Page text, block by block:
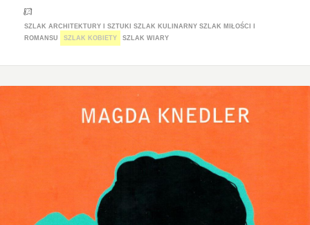
SZLAK ARCHITEKTURY I SZTUKI SZLAK KULINARNY SZLAK MIŁOŚCI I
ROMANSU
SZLAK KOBIETY SZLAK WIARY